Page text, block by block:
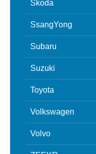
Skoda
SsangYong
Subaru
Suzuki
Toyota
Volkswagen
Volvo